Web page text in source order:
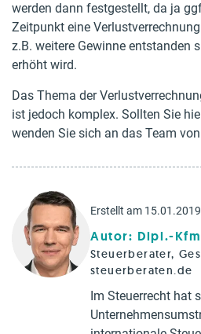
werden dann festgestellt, da ja
Zeitpunkt eine
z.B. weitere Gewinne entstanden
erhöht wird.
Das Thema der
ist jedoch komplex. Sollten Sie
wenden Sie sich an das Team
Erstellt am
Autor: Dipl.-
Steuerberater,
steuerberaten.de
Im Steuerrecht hat